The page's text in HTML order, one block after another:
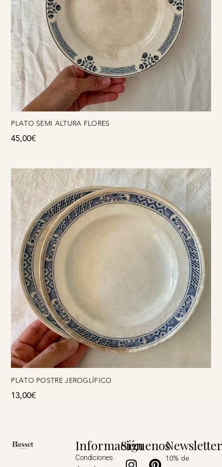
PLATO SEMI ALTURA FLORES
45,00€
PLATO POSTRE JEROGLÍFICO
13,00€
Información
Condiciones
Síguenos
Instagram
Pinterest
10% de